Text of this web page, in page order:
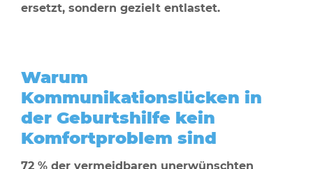
ersetzt, sondern gezielt entlastet.
Warum
Kommunikationslücken in
der Geburtshilfe kein
Komfortproblem sind
72 % der vermeidbaren unerwünschten